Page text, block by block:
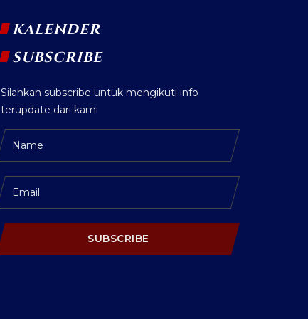
KALENDER
SUBSCRIBE
Silahkan subscribe untuk mengikuti info
terupdate dari kami
SUBSCRIBE